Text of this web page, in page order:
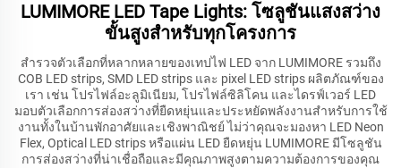
LUMIMORE LED Tape Lights: โซลูชันแสงสว่าง
ขั้นสูงสำหรับทุกโครงการ
สำรวจตัวเลือกที่หลากหลายของเทปไฟ LED จาก LUMIMORE รวมถึง
COB LED strips, SMD LED strips และ pixel LED strips ผลิตภัณฑ์ของ
เรา เช่น โปรไฟล์อะลูมิเนียม, โปรไฟล์ซิลิโคน และไดรฟ์เวอร์ LED
มอบตัวเลือกการส่องสว่างที่ยืดหยุ่นและประหยัดพลังงานสำหรับการใช้
งานทั้งในบ้านพักอาศัยและเชิงพาณิชย์ ไม่ว่าคุณจะมองหา LED Neon
Flex, Optical LED strips หรือแผ่น LED ยืดหยุ่น LUMIMORE มีโซลูชัน
การส่องสว่างที่น่าเชื่อถือและมีคุณภาพสูงตามความต้องการของคุณ